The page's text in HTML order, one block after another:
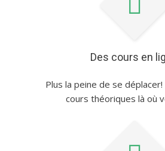
Des cours en
Plus la peine de se
cours théoriques là où